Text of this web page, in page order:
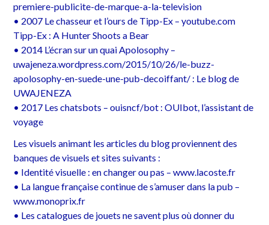
premiere-publicite-de-marque-a-la-television
• 2007 Le chasseur et l’ours de Tipp-Ex – youtube.com
Tipp-Ex : A Hunter Shoots a Bear
• 2014 L’écran sur un quai Apolosophy –
uwajeneza.wordpress.com/2015/10/26/le-buzz-
apolosophy-en-suede-une-pub-decoiffant/ : Le blog de
UWAJENEZA
• 2017 Les chatsbots – ouisncf/bot : OUIbot, l’assistant de
voyage
Les visuels animant les articles du blog proviennent des
banques de visuels et sites suivants :
• Identité visuelle : en changer ou pas – www.lacoste.fr
• La langue française continue de s’amuser dans la pub –
www.monoprix.fr
• Les catalogues de jouets ne savent plus où donner du